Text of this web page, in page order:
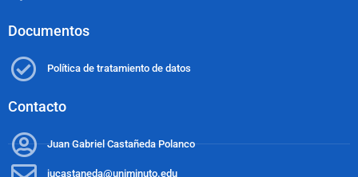
Documentos
Política de tratamiento de datos
Contacto
Juan Gabriel Castañeda Polanco
jucastaneda@uniminuto.edu